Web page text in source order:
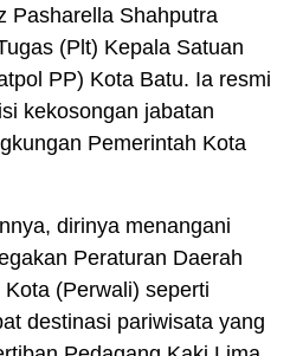
Pasharella Shahputra
(Plt) Kepala Satuan
PP) Kota Batu. Ia resmi
kekosongan jabatan
Pemerintah Kota
dirinya menangani
Peraturan Daerah
(Perwali) seperti
destinasi pariwisata yang